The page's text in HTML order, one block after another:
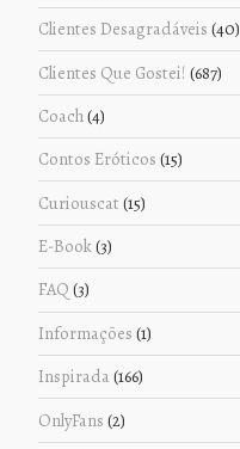
Clientes Desagradáveis (40)
Clientes Que Gostei! (687)
Coach(4)
Contos Eróticos (15)
Curiouscat (15)
E-Book(3)
FAQ (3)
Informações (1)
Inspirada (166)
OnlyFans (2)